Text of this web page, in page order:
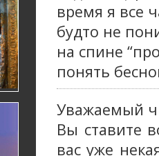
время я все
будто не
на спине
понять
Уважаемый
Вы ставите
вас уже